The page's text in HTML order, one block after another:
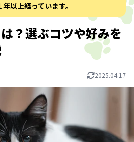
以上経っています。
？選ぶコツや好みを
2025.04.17